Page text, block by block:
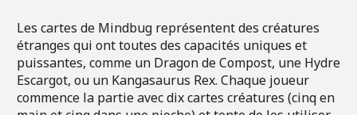
Les cartes de Mindbug représentent des créatures
étranges qui ont toutes des capacités uniques et
puissantes, comme un Dragon de Compost, une Hydre
Escargot, ou un Kangasaurus Rex. Chaque joueur
commence la partie avec dix cartes créatures (cinq en